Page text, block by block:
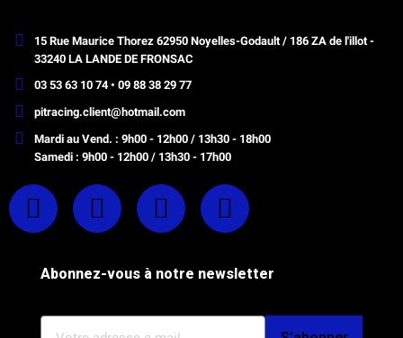
15 Rue Maurice Thorez 62950 Noyelles-Godault / 186 ZA de l'illot -
33240 LA LANDE DE FRONSAC
03 53 63 10 74 • 09 88 38 29 77
pitracing.client@hotmail.com
Mardi au Vend. : 9h00 - 12h00 / 13h30 - 18h00
Samedi : 9h00 - 12h00 / 13h30 - 17h00
Abonnez-vous à notre newsletter